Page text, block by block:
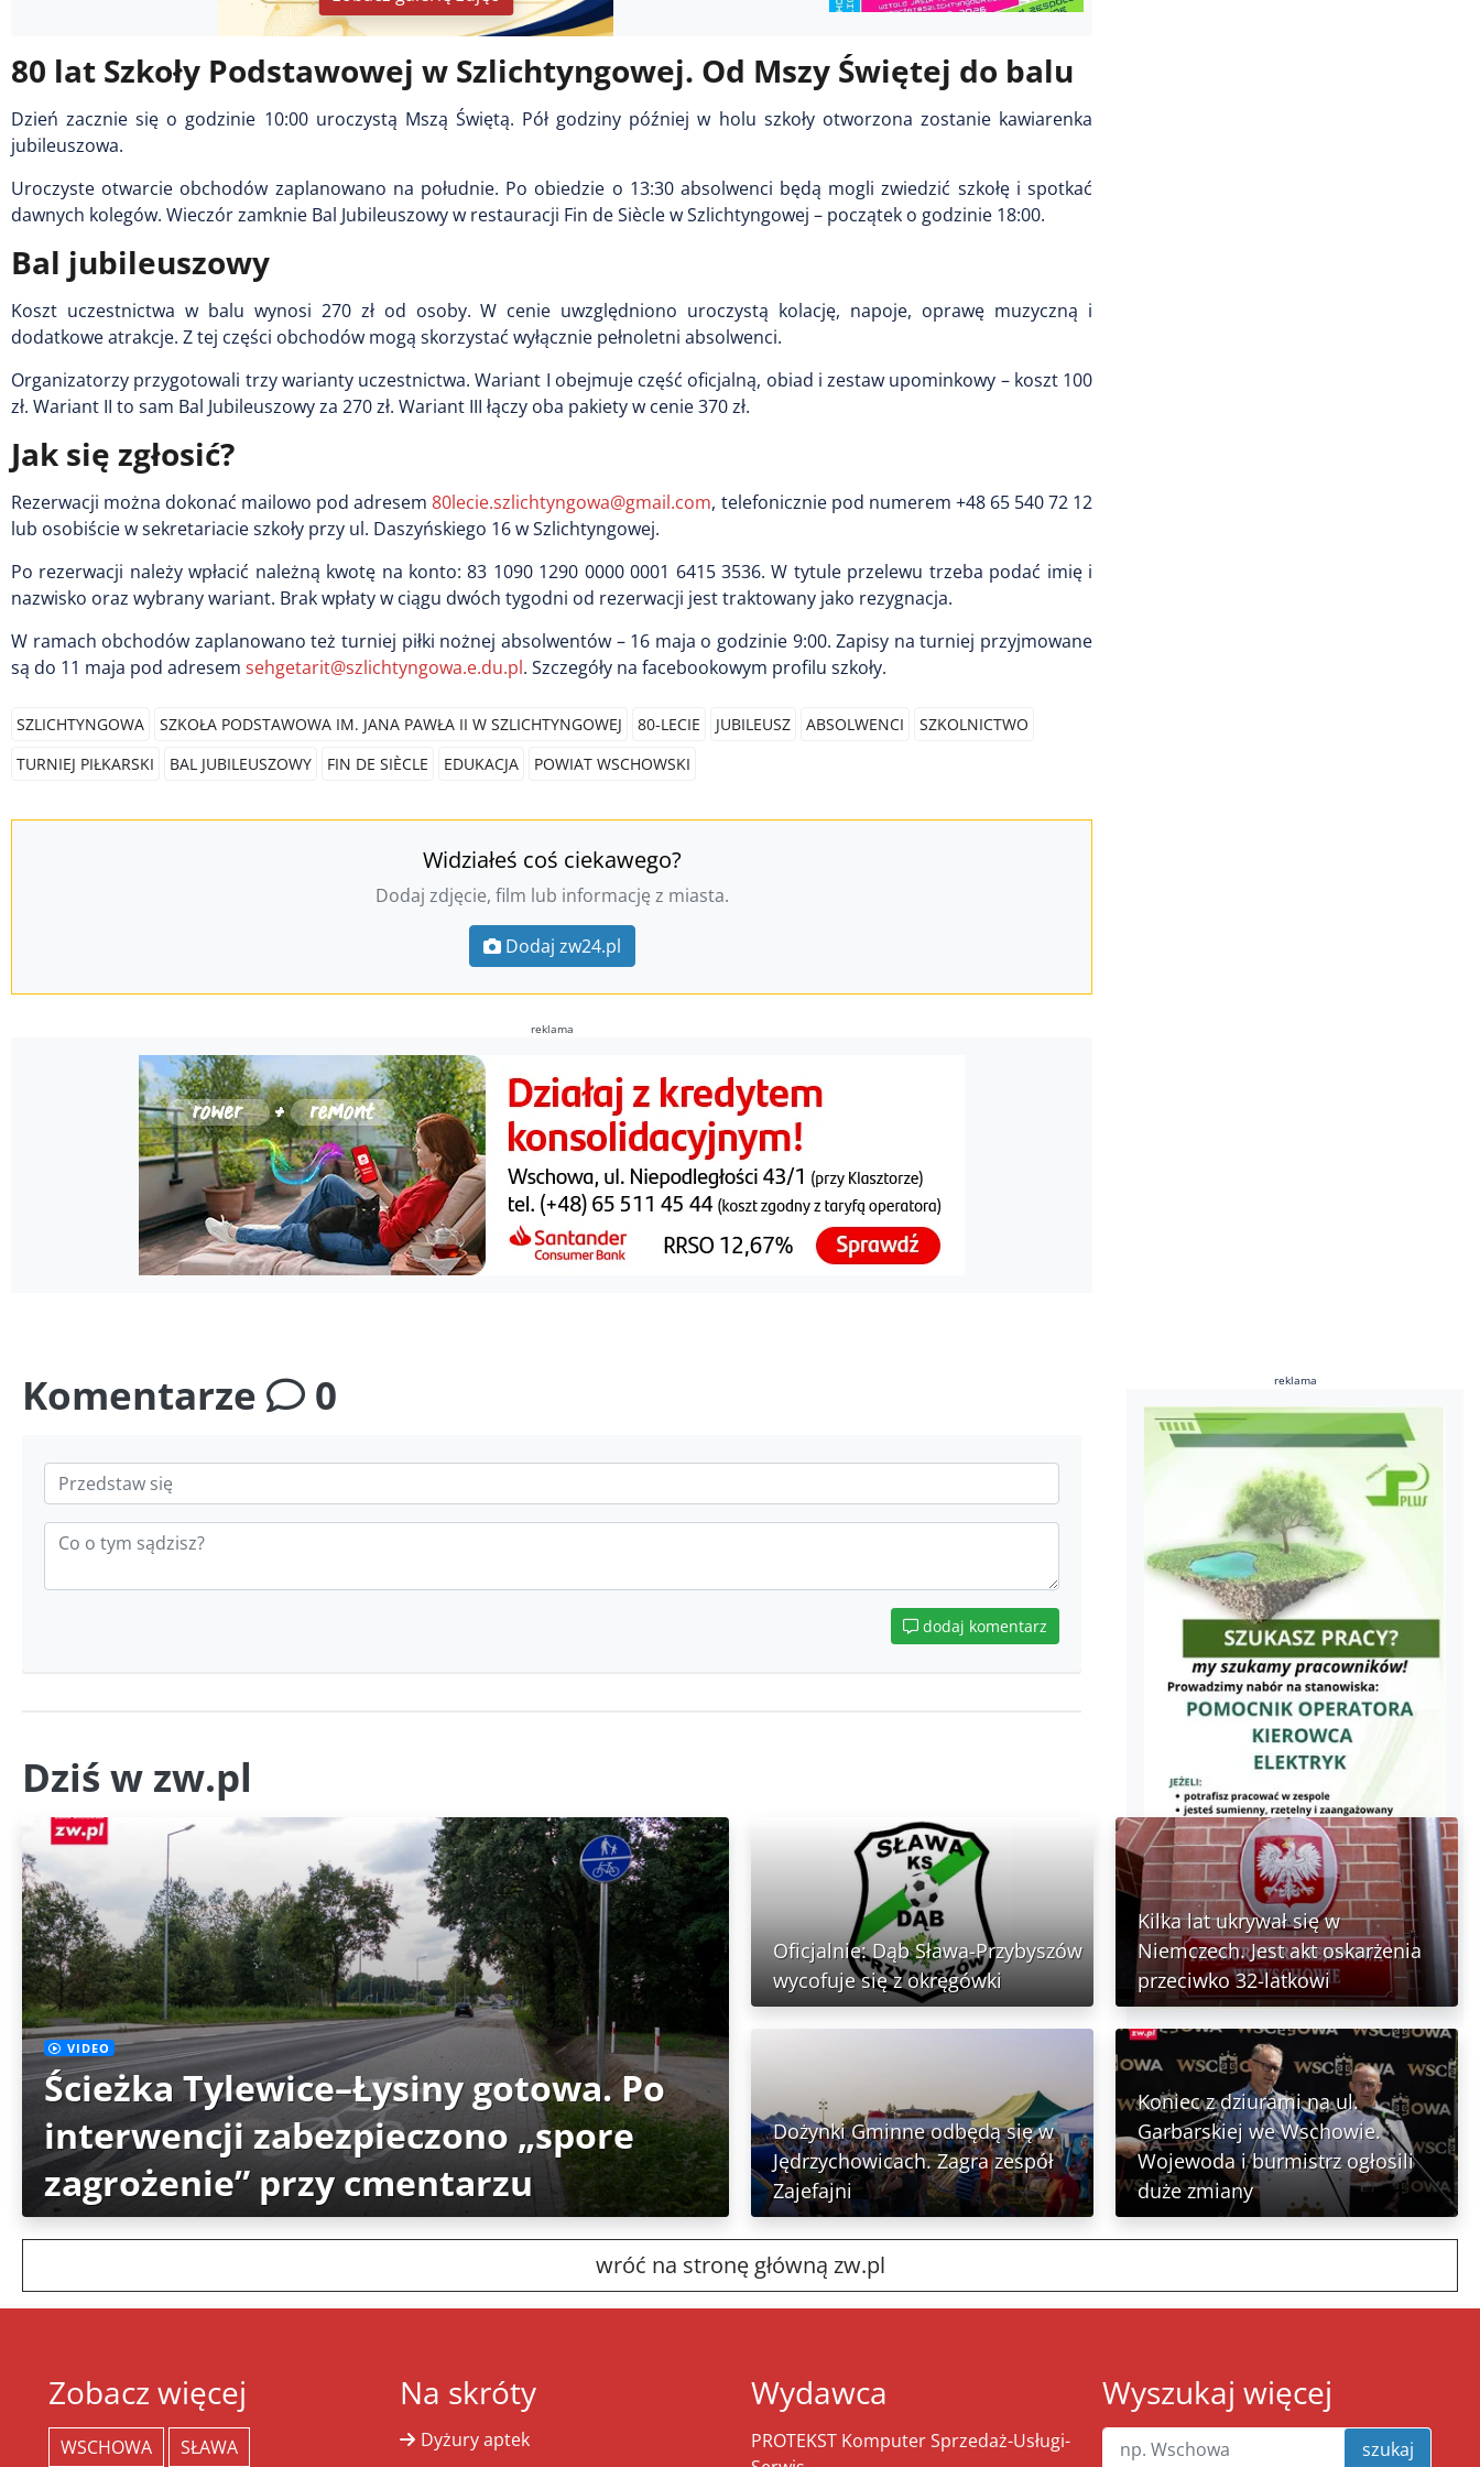
80 lat Szkoły Podstawowej w Szlichtyngowej. Od Mszy Świętej do balu
Dzień zacznie się o godzinie 10:00 uroczystą Mszą Świętą. Pół godziny później w holu szkoły otworzona zostanie kawiarenka
jubileuszowa.
Uroczyste otwarcie obchodów zaplanowano na południe. Po obiedzie o 13:30 absolwenci będą mogli zwiedzić szkołę i spotkać
dawnych kolegów. Wieczór zamknie Bal Jubileuszowy w restauracji Fin de Siècle w Szlichtyngowej – początek o godzinie 18:00.
Bal jubileuszowy
Koszt uczestnictwa w balu wynosi 270 zł od osoby. W cenie uwzględniono uroczystą kolację, napoje, oprawę muzyczną i
dodatkowe atrakcje. Z tej części obchodów mogą skorzystać wyłącznie pełnoletni absolwenci.
Organizatorzy przygotowali trzy warianty uczestnictwa. Wariant I obejmuje część oficjalną, obiad i zestaw upominkowy – koszt 100
zł. Wariant II to sam Bal Jubileuszowy za 270 zł. Wariant III łączy oba pakiety w cenie 370 zł.
Jak się zgłosić?
Rezerwacji można dokonać mailowo pod adresem80lecie.szlichtyngowa@gmail.com, telefonicznie pod numerem +48 65 540 72 12
lub osobiście w sekretariacie szkoły przy ul. Daszyńskiego 16 w Szlichtyngowej.
Po rezerwacji należy wpłacić należną kwotę na konto: 83 1090 1290 0000 0001 6415 3536. W tytule przelewu trzeba podać imię i
nazwisko oraz wybrany wariant. Brak wpłaty w ciągu dwóch tygodni od rezerwacji jest traktowany jako rezygnacja.
W ramach obchodów zaplanowano też turniej piłki nożnej absolwentów – 16 maja o godzinie 9:00. Zapisy na turniej przyjmowane
są do 11 maja pod adresem sehgetarit@szlichtyngowa.e.du.pl. Szczegóły na facebookowym profilu szkoły.
SZLICHTYNGOWA SZKOŁA PODSTAWOWA IM. JANA PAWŁA II W SZLICHTYNGOWEJ 80-LECIE JUBILEUSZ ABSOLWENCI
SZKOLNICTWO
TURNIEJ PIŁKARSKI
BAL JUBILEUSZOWY FIN DE SIÈCLE EDUKACJA POWIAT WSCHOWSKI
Widziałeś coś ciekawego?
Dodaj zdjęcie, film lub informację z miasta.
Dodaj zw24.pl
reklama
Komentarze 0
dodaj komentarz
reklama
Dziś w zw.pl
VIDEO
Ścieżka Tylewice–Łysiny gotowa. Po
interwencji zabezpieczono „spore
zagrożenie” przy cmentarzu
Oficjalnie: Dąb Sława-Przybyszów
wycofuje się z okręgówki
Kilka lat ukrywał się w
Niemczech. Jest akt oskarżenia
przeciwko 32-latkowi
Dożynki Gminne odbędą się w
Jędrzychowicach. Zagra zespół
Zajefajni
Koniec z dziurami na ul.
Garbarskiej we Wschowie.
Wojewoda i burmistrz ogłosili
duże zmiany
wróć na stronę główną zw.pl
Zobacz więcej
WSCHOWA SŁAWA
Na skróty
Dyżury aptek
Wydawca
PROTEKST Komputer Sprzedaż-Usługi-
Wyszukaj więcej
szukaj